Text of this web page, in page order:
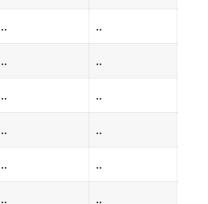
.. ..
.. ..
.. ..
.. ..
.. ..
.. ..